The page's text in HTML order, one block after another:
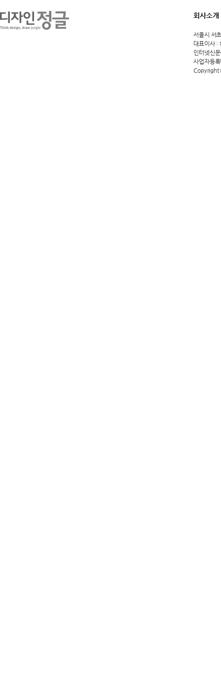
회사소개
서울시 서
대표이사 :
인터넷신
사업자등
Copyright